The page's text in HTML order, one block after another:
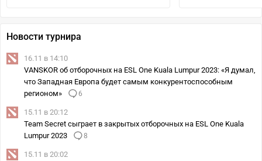
Новости турнира
16.11 в 14:10
VANSKOR об отборочных на ESL One Kuala Lumpur 2023: «Я думал,
что Западная Европа будет самым конкурентоспособным
регионом»
6
15.11 в 20:12
Team Secret сыграет в закрытых отборочных на ESL One Kuala
Lumpur 2023
8
15.11 в 20:02